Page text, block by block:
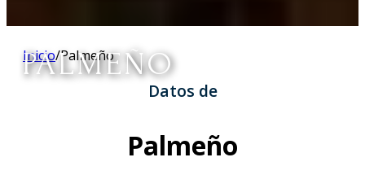
PALMEÑO
Inicio/Palmeño
Datos de
Palmeño